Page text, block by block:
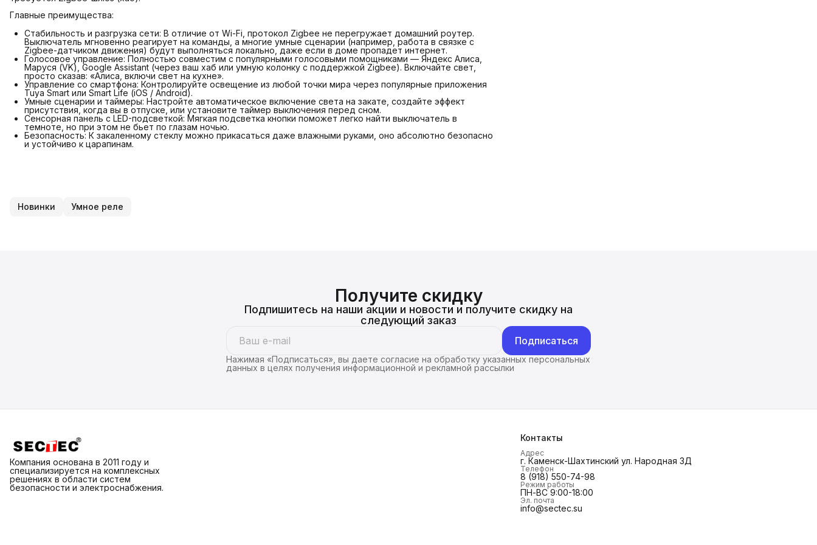
устойчиво к царапинам.
Главные преимущества:
Стабильность и разгрузка сети: В отличие от Wi-Fi, протокол Zigbee не перегружает домашний роутер.
Выключатель мгновенно реагирует на команды, а многие умные сценарии (например, работа в связке с
Zigbee-датчиком движения) будут выполняться локально, даже если в доме пропадет интернет.
Голосовое управление: Полностью совместим с популярными голосовыми помощниками — Яндекс Алиса,
Маруся (VK), Google Assistant (через ваш хаб или умную колонку с поддержкой Zigbee). Включайте свет,
просто сказав: «Алиса, включи свет на кухне».
Управление со смартфона: Контролируйте освещение из любой точки мира через популярные приложения
Tuya Smart или Smart Life (iOS / Android).
Умные сценарии и таймеры: Настройте автоматическое включение света на закате, создайте эффект
присутствия, когда вы в отпуске, или установите таймер выключения перед сном.
Сенсорная панель с LED-подсветкой: Мягкая подсветка кнопки поможет легко найти выключатель в
темноте, но при этом не бьет по глазам ночью.
Безопасность: К закаленному стеклу можно прикасаться даже влажными руками, оно абсолютно безопасно
и устойчиво к царапинам.
Новинки Умное реле
Получите скидку
Подпишитесь на наши акции и новости и получите скидку на
следующий заказ
Подписаться
Нажимая «Подписаться», вы даете согласие на обработку указанных персональных
данных в целях получения информационной и рекламной рассылки
Компания основана в 2011 году и
специализируется на комплексных
решениях в области систем
безопасности и электроснабжения.
Контакты
Адрес
г. Каменск-Шахтинский ул. Народная 3Д
Телефон
8 (918) 550-74-98
Режим работы
ПН-ВС 9:00-18:00
Эл. почта
info@sectec.su